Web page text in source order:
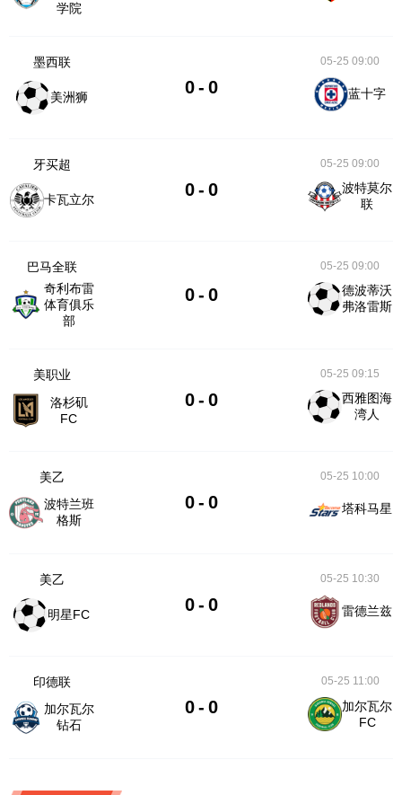
学院
墨西联
美洲狮 0 - 0
05-25 09:00
蓝十字
牙买超
卡瓦立尔 0 - 0
05-25 09:00
波特莫尔
联
巴马全联
奇利布雷
体育俱乐
部
0 - 0
05-25 09:00
德波蒂沃
弗洛雷斯
美职业
洛杉矶
FC
0 - 0
05-25 09:15
西雅图海
湾人
美乙
波特兰班
格斯
0 - 0
05-25 10:00
塔科马星
美乙
明星FC 0 - 0
05-25 10:30
雷德兰兹
印德联
加尔瓦尔
钻石
0 - 0
05-25 11:00
加尔瓦尔
FC